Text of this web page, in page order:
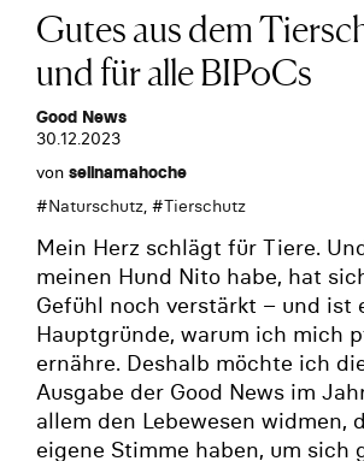
Gutes aus dem
und für alle BIPoCs
Good News
30.12.2023
von selinamahoche
#Naturschutz, #Tierschutz
Mein Herz schlägt für Tiere.
meinen Hund Nito habe, hat
Gefühl noch verstärkt – und ist
Hauptgründe, warum ich mich
ernähre. Deshalb möchte ich
Ausgabe der Good News im
allem den Lebewesen widmen,
eigene Stimme haben, um sich